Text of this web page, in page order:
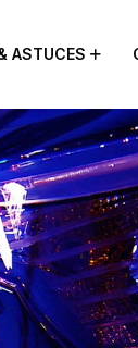
ASTUCES